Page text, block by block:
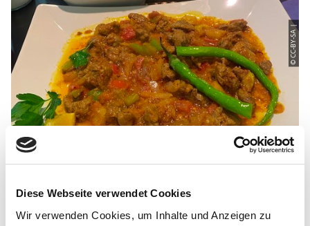
Diese Webseite verwendet Cookies
Wir verwenden Cookies, um Inhalte und Anzeigen zu
© CC-BY-SA |